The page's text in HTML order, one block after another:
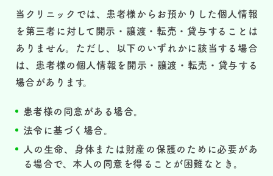
当クリニックでは、患者様からお預かりした個人情報
を第三者に対して開示・譲渡・転売・貸与することは
ありません。ただし、以下のいずれかに該当する場合
は、患者様の個人情報を開示・譲渡・転売・貸与する
場合があります。
患者様の同意がある場合。
法令に基づく場合。
人の生命、身体または財産の保護のために必要があ
る場合で、本人の同意を得ることが困難なとき。